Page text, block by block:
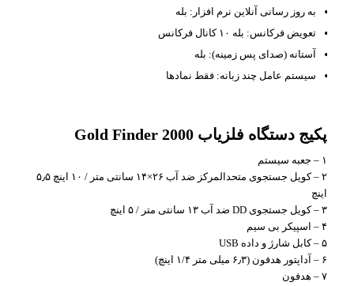
به روز رسانی آنلاین نرم افزار: بله
تعویض فرکانس: بله ۱۰ کانال فرکانس
آستانه (صدای پس زمینه): بله
سیستم عامل چند زبانه: فقط نمادها
پکیج دستگاه فلزیاب Gold Finder 2000
۱ – جعبه سیستم
۲ – کویل جستجوی متحدالمرکز ضد آب ۲۶×۱۴ سانتی متر / ۱۰ اینچ ۵٫۵
اینچ
۳ – کویل جستجوی DD ضد آب ۱۳ سانتی متر / ۵ اینچ
۴ – اسپیکر بی سیم
۵ – کابل شارژ و داده USB
۶ – آداپتور هدفون (۶٫۳ میلی متر ۱/۴ اینچ)
۷ – هدفون